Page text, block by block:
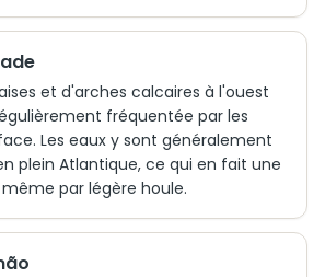
et d'arches calcaires à l'ouest
fréquentée par les
Les eaux y sont généralement
plein Atlantique, ce qui en fait une
par légère houle.